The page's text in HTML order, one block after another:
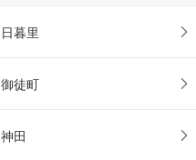
日暮里
御徒町
神田